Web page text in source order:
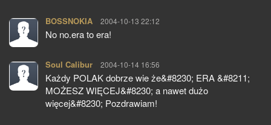
BOSSNOKIA pisze:
2004-10-13 22:12
No no.era to era!
Soul Calibur pisze:
2004-10-14 16:56
Każdy POLAK dobrze wie że&#8230; ERA &#8211;
MOŻESZ WIĘCEJ&#8230; a nawet dużo
więcej&#8230; Pozdrawiam!